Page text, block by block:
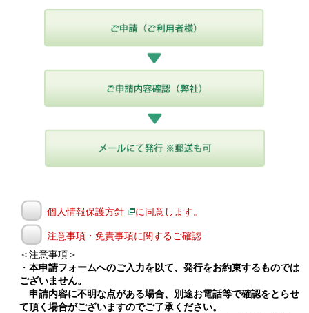
個人情報保護方針 に同意します。
注意事項・免責事項に関するご確認
＜注意事項＞
・ 本申請フォームへのご入力を以て、発行をお約束するものでは
ございません。
申請内容に不明な点がある場合、別途お電話等で確認をとらせ
て頂く場合がございますのでご了承ください。